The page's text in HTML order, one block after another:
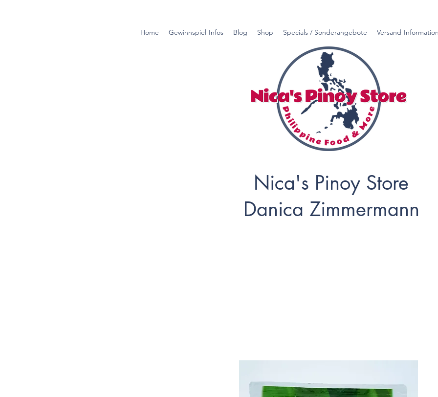
Home Gewinnspiel-Infos Blog Shop Specials / Sonderangebote Versand-
Nica's Pinoy Store
Danica Zimmermann